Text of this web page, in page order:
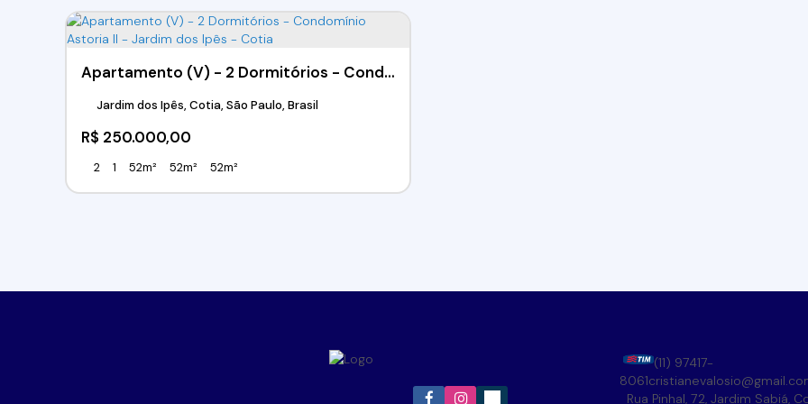
Apartamento (V) - 2 Dormitórios - Condomínio Astoria ll - Jardim dos Ipês - Cotia
R$ 250.000,00
Jardim dos Ipês, Cotia, São Paulo, Brasil
2 1 52m² 52m² 52m²
(11) 97417-
8061
Rua Pinhal 72 Jardim Sabiá